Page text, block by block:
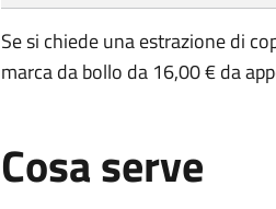
Se si chiede una estrazione di
marca da bollo da 16,00 € da
Cosa serve